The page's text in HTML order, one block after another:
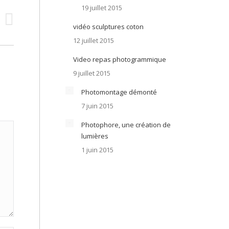
19 juillet 2015
vidéo sculptures coton
12 juillet 2015
Video repas photogrammique
9 juillet 2015
Photomontage démonté
7 juin 2015
Photophore, une création de
lumières
1 juin 2015